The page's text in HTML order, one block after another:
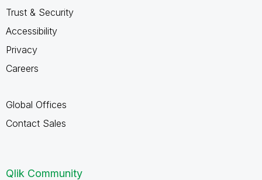
Trust & Security
Accessibility
Privacy
Careers
Global Offices
Contact Sales
Qlik Community